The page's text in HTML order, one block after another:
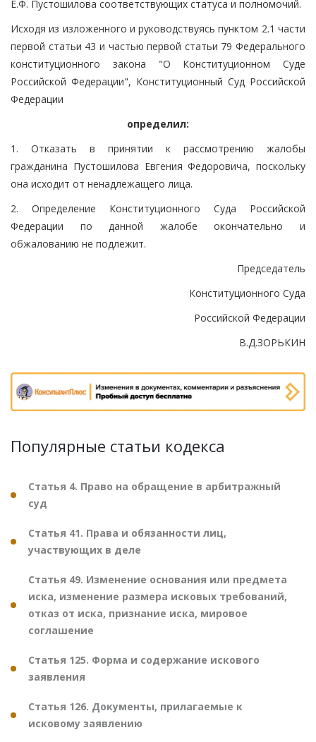
Е.Ф. Пустошилова соответствующих статуса и полномочий.
Исходя из изложенного и руководствуясь пунктом 2.1 части
первой статьи 43 и частью первой статьи 79 Федерального
конституционного закона "О Конституционном Суде
Российской Федерации", Конституционный Суд Российской
Федерации
определил:
1. Отказать в принятии к рассмотрению жалобы
гражданина Пустошилова Евгения Федоровича, поскольку
она исходит от ненадлежащего лица.
2. Определение Конституционного Суда Российской
Федерации по данной жалобе окончательно и
обжалованию не подлежит.
Председатель
Конституционного Суда
Российской Федерации
В.Д.ЗОРЬКИН
Популярные статьи кодекса
Статья 4. Право на обращение в арбитражный
суд
Статья 41. Права и обязанности лиц,
участвующих в деле
Статья 49. Изменение основания или предмета
иска, изменение размера исковых требований,
отказ от иска, признание иска, мировое
соглашение
Статья 125. Форма и содержание искового
заявления
Статья 126. Документы, прилагаемые к
исковому заявлению